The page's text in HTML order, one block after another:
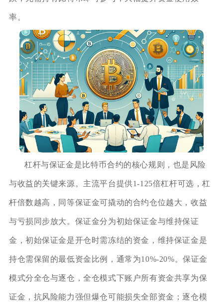
率。
杠杆与保证金是比特币合约的核心规则，也是风险
与收益的关键来源。主流平台提供1-125倍杠杆可选，杠
杆倍数越高，同等保证金可撬动的合约仓位越大，收益
与亏损同步放大。保证金分为初始保证金与维持保证
金，初始保证金是开仓时需冻结的资金，维持保证金是
持仓需保留的最低资金比例，通常为10%-20%。保证金
模式分全仓与逐仓，全仓模式下账户所有资金共享为保
证金，抗风险能力强但爆仓可能损失全部资金；逐仓模